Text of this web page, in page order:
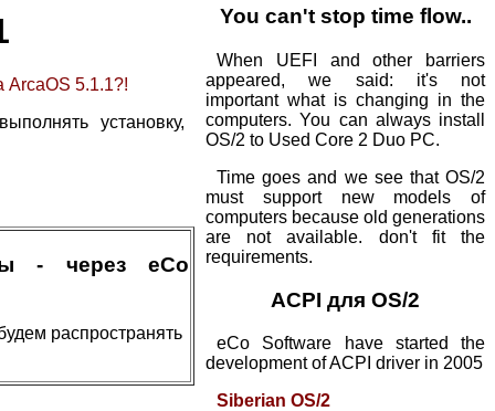
ArcaOS 5.1.1?!
установку,
- через eCo
распространять
You can't stop time flow..
When UEFI and other barriers
appeared, we said: it's not
important what is changing in the
computers. You can always install
OS/2 to Used Core 2 Duo PC.
Time goes and we see that OS/2
must support new models of
computers because old generations
are not available. don't fit the
requirements.
ACPI для OS/2
eCo Software have started the
development of ACPI driver in 2005
Siberian OS/2